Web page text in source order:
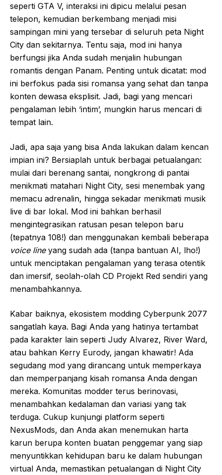
seperti GTA V, interaksi ini dipicu melalui pesan
telepon, kemudian berkembang menjadi misi
sampingan mini yang tersebar di seluruh peta Night
City dan sekitarnya. Tentu saja, mod ini hanya
berfungsi jika Anda sudah menjalin hubungan
romantis dengan Panam. Penting untuk dicatat: mod
ini berfokus pada sisi romansa yang sehat dan tanpa
konten dewasa eksplisit. Jadi, bagi yang mencari
pengalaman lebih ‘intim’, mungkin harus mencari di
tempat lain.
Jadi, apa saja yang bisa Anda lakukan dalam kencan
impian ini? Bersiaplah untuk berbagai petualangan:
mulai dari berenang santai, nongkrong di pantai
menikmati matahari Night City, sesi menembak yang
memacu adrenalin, hingga sekadar menikmati musik
live di bar lokal. Mod ini bahkan berhasil
mengintegrasikan ratusan pesan telepon baru
(tepatnya 108!) dan menggunakan kembali beberapa
voice lineyang sudah ada (tanpa bantuan AI, lho!)
untuk menciptakan pengalaman yang terasa otentik
dan imersif, seolah-olah CD Projekt Red sendiri yang
menambahkannya.
Kabar baiknya, ekosistem modding Cyberpunk 2077
sangatlah kaya. Bagi Anda yang hatinya tertambat
pada karakter lain seperti Judy Alvarez, River Ward,
atau bahkan Kerry Eurody, jangan khawatir! Ada
segudang mod yang dirancang untuk memperkaya
dan memperpanjang kisah romansa Anda dengan
mereka. Komunitas modder terus berinovasi,
menambahkan kedalaman dan variasi yang tak
terduga. Cukup kunjungi platform seperti
NexusMods, dan Anda akan menemukan harta
karun berupa konten buatan penggemar yang siap
menyuntikkan kehidupan baru ke dalam hubungan
virtual Anda, memastikan petualangan di Night City